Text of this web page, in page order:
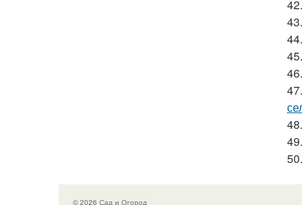
42.
43.
44.
45.
46.
47.
48.
49.
50.
© 2026 Сад и Огород